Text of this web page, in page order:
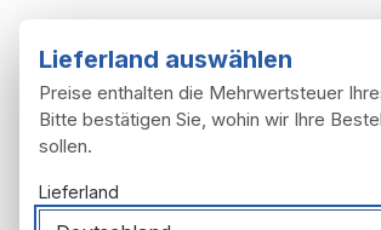
Lieferland auswählen
Preise enthalten die Mehrwertsteuer
Bitte bestätigen Sie, wohin wir Ihre
sollen.
Lieferland